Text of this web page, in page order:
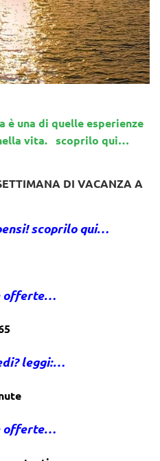
è una di quelle esperienze
vita. scoprilo qui…
DI VACANZA A
scoprilo qui…
offerte…
leggi:…
offerte…